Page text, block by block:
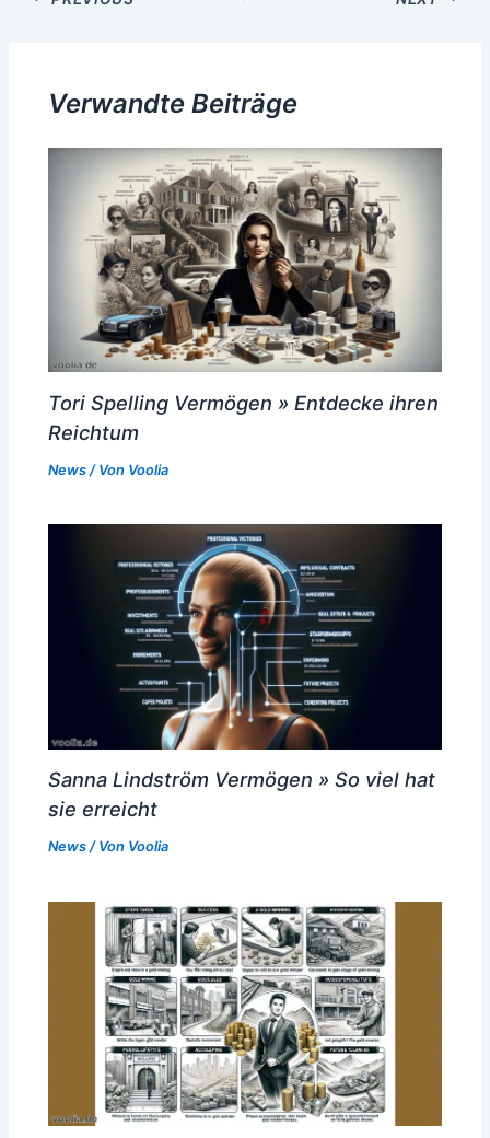
Verwandte Beiträge
Tori Spelling Vermögen » Entdecke ihren
Reichtum
News / Von Voolia
Sanna Lindström Vermögen » So viel hat
sie erreicht
News / Von Voolia